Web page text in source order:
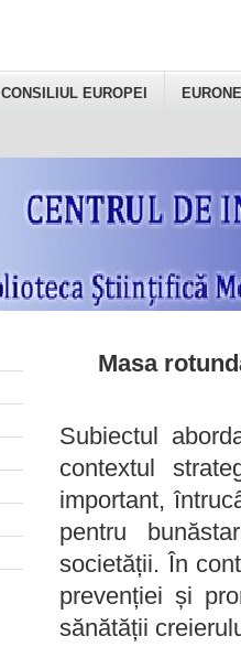
CONSILIUL EUROPEI
Masa
Subiectul
contextul
important,
pentru
societății. În
prevenției și
sănătății